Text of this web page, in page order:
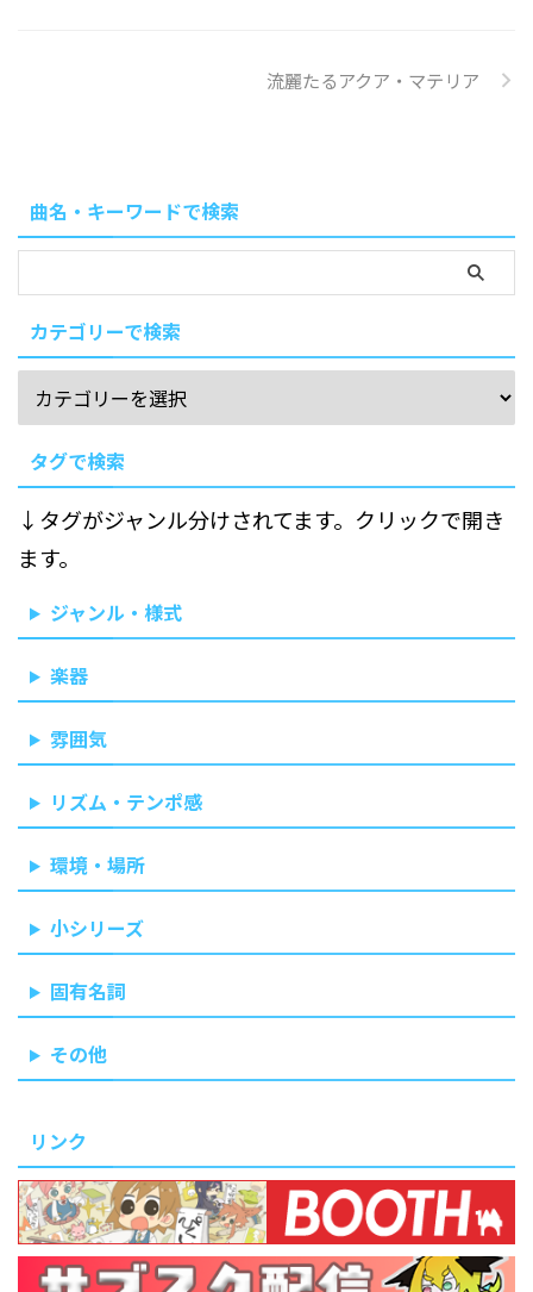
流麗たるアクア・マテリア
曲名・キーワードで検索
カテゴリーで検索
タグで検索
↓タグがジャンル分けされてます。クリックで開き
ます。
ジャンル・様式
楽器
雰囲気
リズム・テンポ感
環境・場所
小シリーズ
固有名詞
その他
リンク